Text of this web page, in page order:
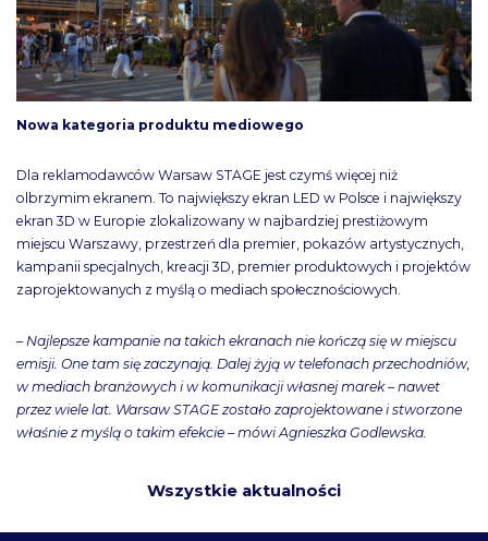
Nowa kategoria produktu mediowego
Dla reklamodawców Warsaw STAGE jest czymś więcej niż
olbrzymim ekranem. To największy ekran LED w Polsce i największy
ekran 3D w Europie zlokalizowany w najbardziej prestiżowym
miejscu Warszawy, przestrzeń dla premier, pokazów artystycznych,
kampanii specjalnych, kreacji 3D, premier produktowych i projektów
zaprojektowanych z myślą o mediach społecznościowych.
– Najlepsze kampanie na takich ekranach nie kończą się w miejscu
emisji. One tam się zaczynają. Dalej żyją w telefonach przechodniów,
w mediach branżowych i w komunikacji własnej marek – nawet
przez wiele lat. Warsaw STAGE zostało zaprojektowane i stworzone
właśnie z myślą o takim efekcie – mówi Agnieszka Godlewska.
Wszystkie aktualności